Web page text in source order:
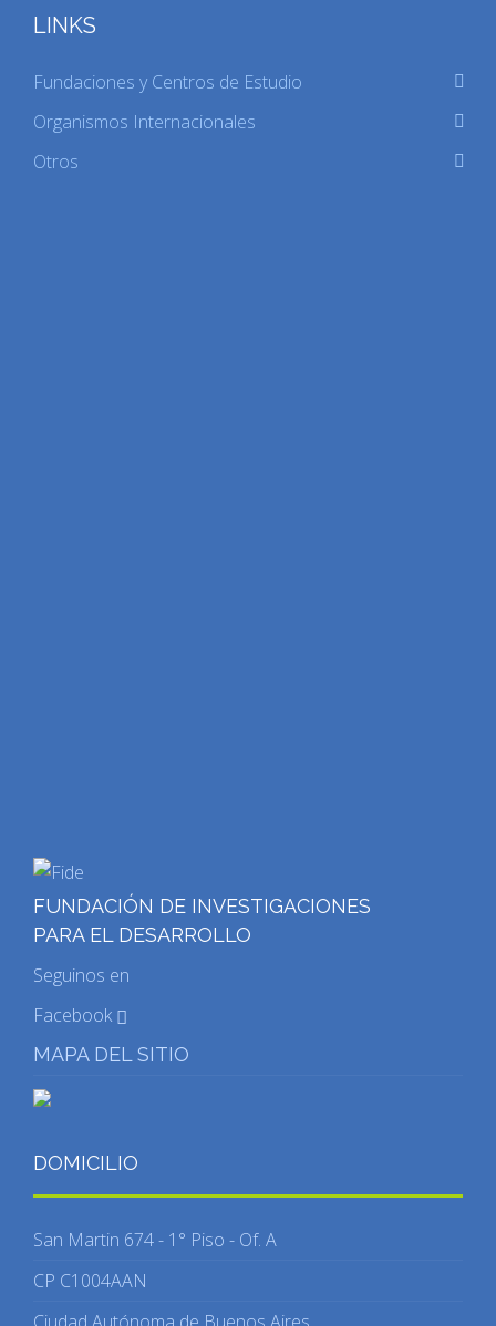
LINKS
Fundaciones y Centros de Estudio
Organismos Internacionales
Otros
FUNDACIÓN DE INVESTIGACIONES
PARA EL DESARROLLO
Seguinos en
Facebook
MAPA DEL SITIO
DOMICILIO
San Martin 674 - 1° Piso - Of. A
CP C1004AAN